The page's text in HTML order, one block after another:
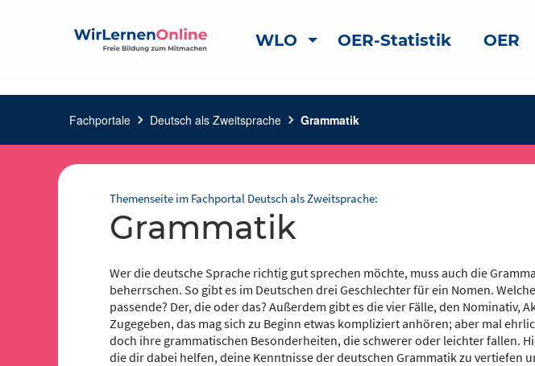
WLO OER-Statistik OER
Fachportale chevron_right Deutsch als Zweitsprache chevron_right Grammatik
Themenseite im Fachportal Deutsch als Zweitsprache:
Grammatik
Wer die deutsche Sprache richtig gut sprechen möchte, muss auch die
beherrschen. So gibt es im Deutschen drei Geschlechter für ein Nomen.
passende? Der, die oder das? Außerdem gibt es die vier Fälle, den Nominativ,
Zugegeben, das mag sich zu Beginn etwas kompliziert anhören; aber mal
doch ihre grammatischen Besonderheiten, die schwerer oder leichter fallen.
die dir dabei helfen, deine Kenntnisse der deutschen Grammatik zu vertiefen